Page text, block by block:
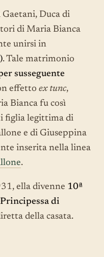
Duca di
di Maria Bianca
unirsi in
. Tale matrimonio
susseguente
effetto ex tunc,
Bianca fu così
figlia legittima di
e di Giuseppina
inserita nella linea
.
ella divenne 10ª
di
della casata.